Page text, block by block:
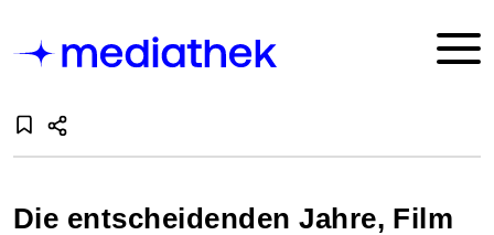
Die entscheidenden Jahre, Film